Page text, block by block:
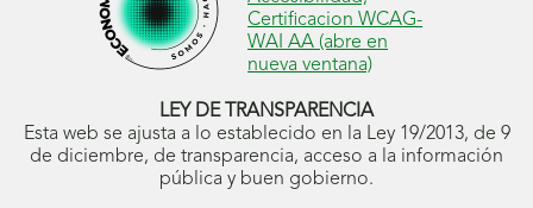
ventana
nueva)
ventana
nueva)
ventana
nueva)
abrirá
en
ventana
nueva)
ventana
nueva)
ventana
nueva)
ventana
nueva)
LEY DE TRANSPARENCIA
Esta web se ajusta a lo establecido en la Ley 19/2013, de 9
de diciembre, de transparencia, acceso a la información
pública y buen gobierno.